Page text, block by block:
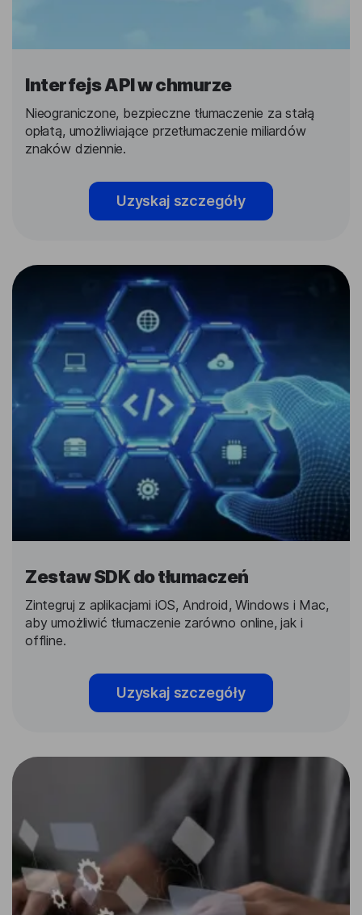
Interfejs API w chmurze
Nieograniczone, bezpieczne tłumaczenie za stałą
opłatą, umożliwiające przetłumaczenie miliardów
znaków dziennie.
Uzyskaj szczegóły
Zestaw SDK do tłumaczeń
Zintegruj z aplikacjami iOS, Android, Windows i Mac,
aby umożliwić tłumaczenie zarówno online, jak i
offline.
Uzyskaj szczegóły